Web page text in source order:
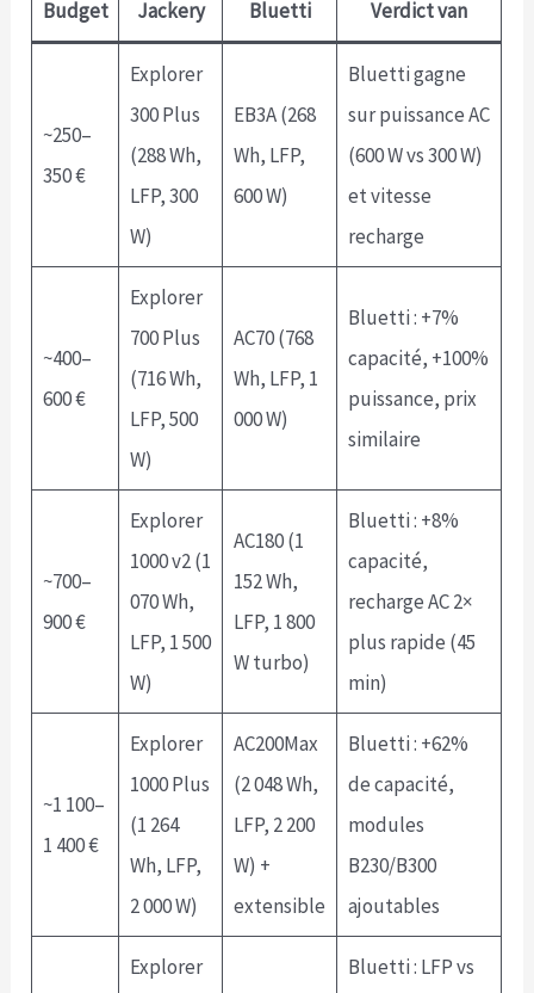
Budget Jackery Bluetti Verdict van
~250–
350 €
Explorer
300 Plus
(288 Wh,
LFP, 300
W)
EB3A (268
Wh, LFP,
600 W)
Bluetti gagne
sur puissance AC
(600 W vs 300 W)
et vitesse
recharge
~400–
600 €
Explorer
700 Plus
(716 Wh,
LFP, 500
W)
AC70 (768
Wh, LFP, 1
000 W)
Bluetti : +7%
capacité, +100%
puissance, prix
similaire
~700–
900 €
Explorer
1000 v2 (1
070 Wh,
LFP, 1 500
W)
AC180 (1
152 Wh,
LFP, 1 800
W turbo)
Bluetti : +8%
capacité,
recharge AC 2×
plus rapide (45
min)
~1 100–
1 400 €
Explorer
1000 Plus
(1 264
Wh, LFP,
2 000 W)
AC200Max
(2 048 Wh,
LFP, 2 200
W) +
extensible
Bluetti : +62%
de capacité,
modules
B230/B300
ajoutables
Explorer
Bluetti : LFP vs